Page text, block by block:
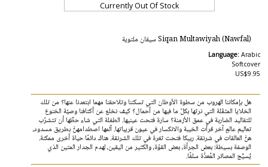
Currently Out Of Stock
Siqan Multawiyah (Nawfal) سيقان ملتوية
Language: Arabic
Softcover
US$9.95
هل بإمكاننا الهروب من سطوة الأوطان التي تسكننا وتلاحقنا مهما ابتعدنا عنها؟ من تلك
الخلايا المثقَلة التي نرثها بكلّ ما فيها من أحمال؟ كيف نخلع عن أكتافنا وصيّة الخنوع
للتقاليد الضاربة في عمق الأزمنة؟ سارة فتحت عينيها. الطفلة التي شاء حظّها أن تتشرّب
تعاليم عالمٍ آخر قرأت الخيبة والانكسار في عيون قريباتها. آلمها اصطدامهنَّ بطريق مسدود،
هنَّ العالقات في شرنقة. ربيكا فتحت ثغرة في تلك الشرنقة. هناك دائمًا حياة أخرى ممكنة.
الوصفة بسيطة: بعض الجرأة، بعض القوّة، والكثير من اليقين، لهدم الجدار المتين الذي
يُسيِّج المصائر المُعدَّة سلفًا.